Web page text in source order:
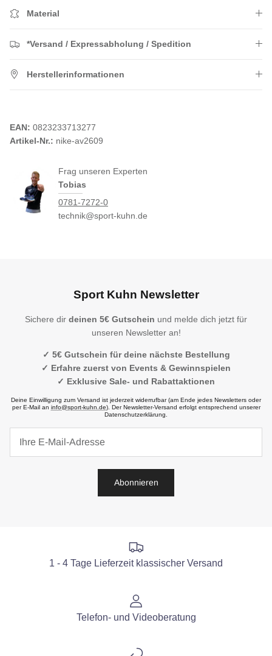
Material
*Versand / Expressabholung / Spedition
Herstellerinformationen
EAN: 0823233713277
Artikel-Nr.: nike-av2609
Frag unseren Experten
Tobias
0781-7272-0
technik@sport-kuhn.de
Sport Kuhn Newsletter
Sichere dir deinen 5€ Gutschein und melde dich jetzt für
unseren Newsletter an!
✓ 5€ Gutschein für deine nächste Bestellung
✓ Erfahre zuerst von Events & Gewinnspielen
✓ Exklusive Sale- und Rabattaktionen
Deine Einwilligung zum Versand ist jederzeit widerrufbar (am Ende jedes Newsletters oder
per E-Mail an info@sport-kuhn.de). Der Newsletter-Versand erfolgt entsprechend unserer
Datenschutzerklärung.
Abonnieren
1 - 4 Tage Lieferzeit klassischer Versand
Telefon- und Videoberatung